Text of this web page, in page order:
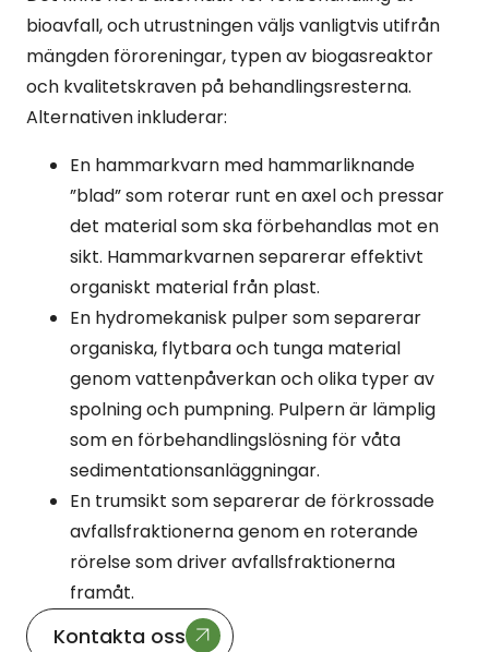
bioavfall, och utrustningen väljs vanligtvis utifrån
mängden föroreningar, typen av biogasreaktor
och kvalitetskraven på behandlingsresterna.
Alternativen inkluderar:
En hammarkvarn med hammarliknande
”blad” som roterar runt en axel och pressar
det material som ska förbehandlas mot en
sikt. Hammarkvarnen separerar effektivt
organiskt material från plast.
En hydromekanisk pulper som separerar
organiska, flytbara och tunga material
genom vattenpåverkan och olika typer av
spolning och pumpning. Pulpern är lämplig
som en förbehandlingslösning för våta
sedimentationsanläggningar.
En trumsikt som separerar de förkrossade
avfallsfraktionerna genom en roterande
rörelse som driver avfallsfraktionerna
framåt.
Kontakta oss